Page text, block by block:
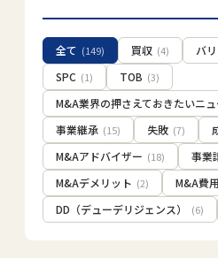
全て (149) 買収 (4) バ
SPC (1) TOB (3)
M&A業界の押さえておきたいニュ
事業継承 (15) 失敗 (7)
M&Aアドバイザー (18) 事業
M&Aデメリット (2) M&A費用
DD（デューデリジェンス） (6)